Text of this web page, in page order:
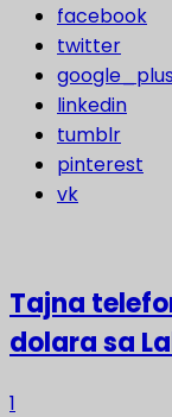
facebook
twitter
google_plus
linkedin
tumblr
pinterest
vk
Tajna
dolara sa
1